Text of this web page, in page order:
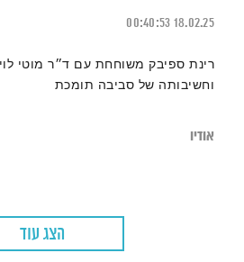
18.02.25
00:40:53
רינת ספיבק משוחחת עם ד״ר מוטי
וחשיבותה של סביבה תומכת
אודיו
הצג עוד